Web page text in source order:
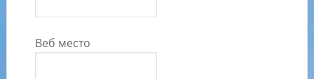
Веб место